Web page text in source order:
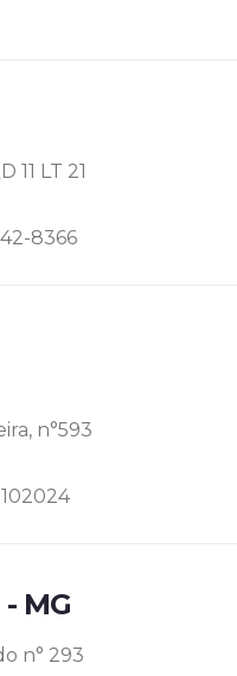
11 LT 21
8366
n°593
MG
n° 293